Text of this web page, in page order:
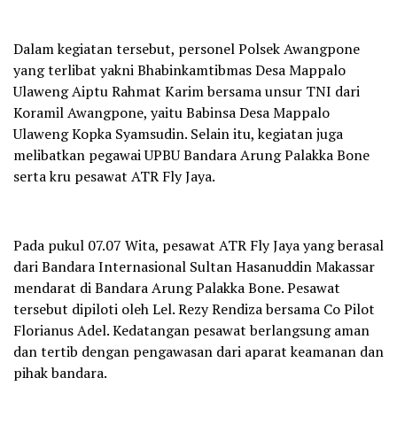
Dalam kegiatan tersebut, personel Polsek Awangpone
yang terlibat yakni Bhabinkamtibmas Desa Mappalo
Ulaweng Aiptu Rahmat Karim bersama unsur TNI dari
Koramil Awangpone, yaitu Babinsa Desa Mappalo
Ulaweng Kopka Syamsudin. Selain itu, kegiatan juga
melibatkan pegawai UPBU Bandara Arung Palakka Bone
serta kru pesawat ATR Fly Jaya.
Pada pukul 07.07 Wita, pesawat ATR Fly Jaya yang berasal
dari Bandara Internasional Sultan Hasanuddin Makassar
mendarat di Bandara Arung Palakka Bone. Pesawat
tersebut dipiloti oleh Lel. Rezy Rendiza bersama Co Pilot
Florianus Adel. Kedatangan pesawat berlangsung aman
dan tertib dengan pengawasan dari aparat keamanan dan
pihak bandara.